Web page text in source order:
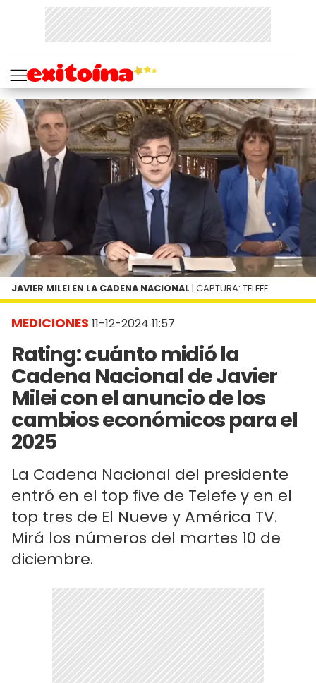
MEDICIONES 11-12-2024 11:57
Rating: cuánto midió la
Cadena Nacional de Javier
Milei con el anuncio de los
cambios económicos para el
2025
La Cadena Nacional del presidente
entró en el top five de Telefe y en el
top tres de El Nueve y América TV.
Mirá los números del martes 10 de
diciembre.
JAVIER MILEI EN LA CADENA NACIONAL | CAPTURA: TELEFE